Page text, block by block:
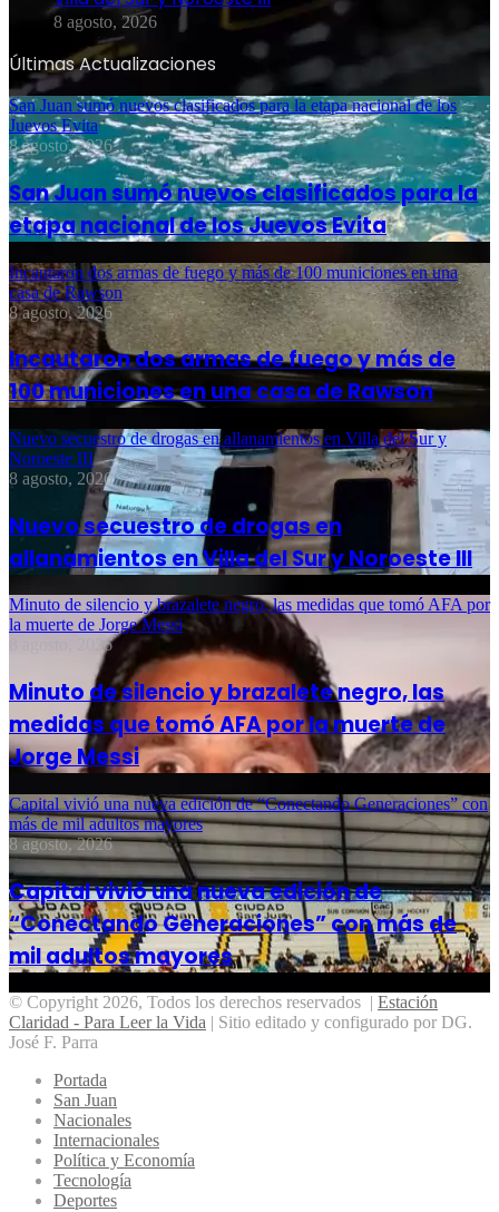
8 agosto, 2026
Últimas Actualizaciones
San Juan sumó nuevos clasificados para la etapa nacional de los
Juevos Evita
8 agosto, 2026
San Juan sumó nuevos clasificados para la
etapa nacional de los Juevos Evita
Incautaron dos armas de fuego y más de 100 municiones en una
casa de Rawson
8 agosto, 2026
Incautaron dos armas de fuego y más de
100 municiones en una casa de Rawson
Nuevo secuestro de drogas en allanamientos en Villa del Sur y
Noroeste III
8 agosto, 2026
Nuevo secuestro de drogas en
allanamientos en Villa del Sur y Noroeste III
Minuto de silencio y brazalete negro, las medidas que tomó AFA por
la muerte de Jorge Messi
8 agosto, 2026
Minuto de silencio y brazalete negro, las
medidas que tomó AFA por la muerte de
Jorge Messi
Capital vivió una nueva edición de “Conectando Generaciones” con
más de mil adultos mayores
8 agosto, 2026
Capital vivió una nueva edición de
“Conectando Generaciones” con más de
mil adultos mayores
© Copyright 2026, Todos los derechos reservados | Estación
Claridad - Para Leer la Vida | Sitio editado y configurado por DG.
José F. Parra
Portada
San Juan
Nacionales
Internacionales
Política y Economía
Tecnología
Deportes